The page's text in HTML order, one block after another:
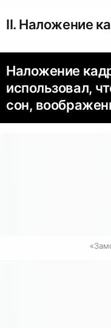
II. Наложение
Наложение
использовал,
сон,